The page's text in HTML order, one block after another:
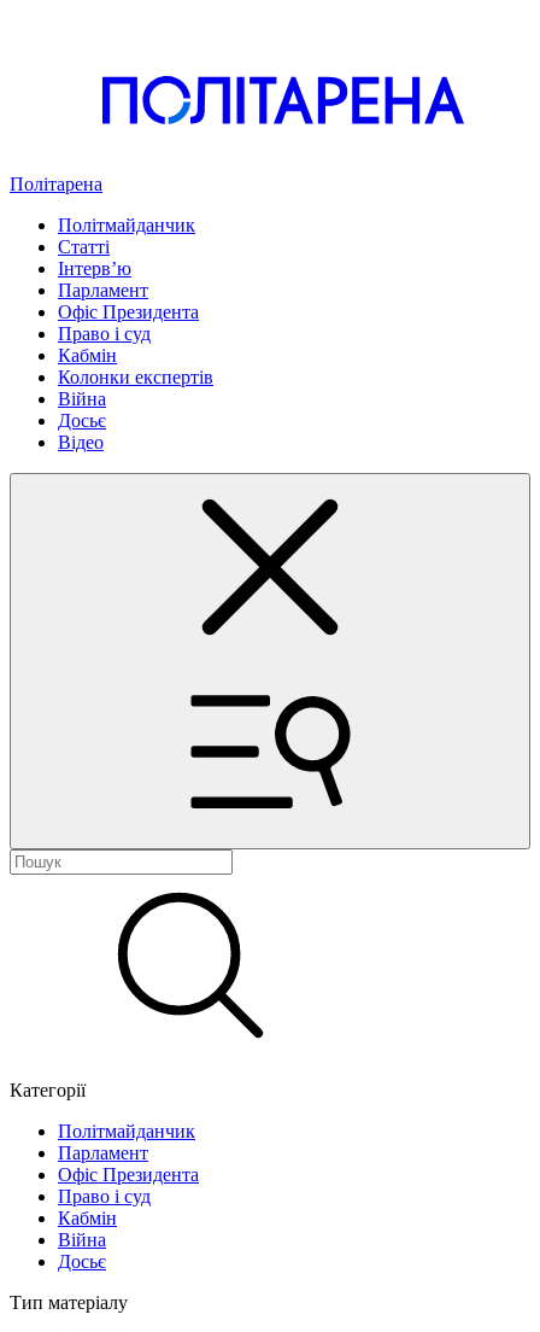
Політарена
Політмайданчик
Статті
Інтервʼю
Парламент
Офіс Президента
Право і суд
Кабмін
Колонки експертів
Війна
Досьє
Відео
Категорії
Політмайданчик
Парламент
Офіс Президента
Право і суд
Кабмін
Війна
Досьє
Тип матеріалу